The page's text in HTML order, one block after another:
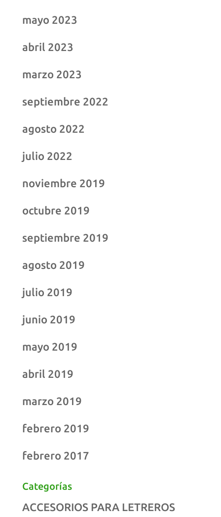
mayo 2023
abril 2023
marzo 2023
septiembre 2022
agosto 2022
julio 2022
noviembre 2019
octubre 2019
septiembre 2019
agosto 2019
julio 2019
junio 2019
mayo 2019
abril 2019
marzo 2019
febrero 2019
febrero 2017
Categorías
ACCESORIOS PARA LETREROS